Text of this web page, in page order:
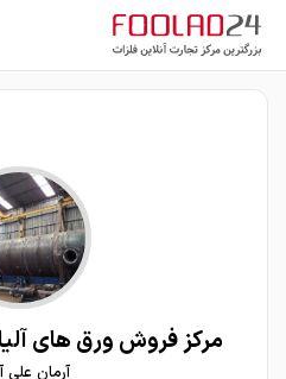
مرکز فروش ورق های
آرمان علی